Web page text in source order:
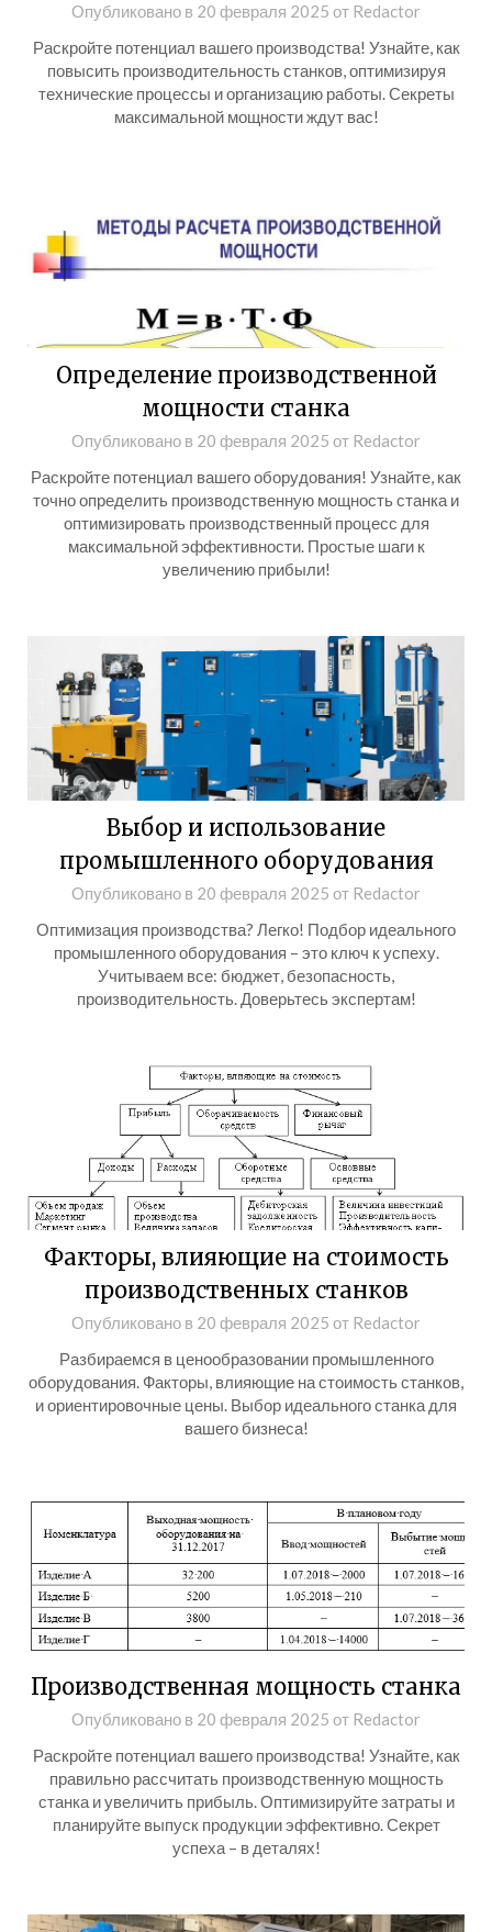
Опубликовано в 20 февраля 2025 от Redactor
Раскройте потенциал вашего производства! Узнайте, как
повысить производительность станков, оптимизируя
технические процессы и организацию работы. Секреты
максимальной мощности ждут вас!
Определение производственной
мощности станка
Опубликовано в 20 февраля 2025 от Redactor
Раскройте потенциал вашего оборудования! Узнайте, как
точно определить производственную мощность станка и
оптимизировать производственный процесс для
максимальной эффективности. Простые шаги к
увеличению прибыли!
Выбор и использование
промышленного оборудования
Опубликовано в 20 февраля 2025 от Redactor
Оптимизация производства? Легко! Подбор идеального
промышленного оборудования – это ключ к успеху.
Учитываем все: бюджет, безопасность,
производительность. Доверьтесь экспертам!
Факторы, влияющие на стоимость
производственных станков
Опубликовано в 20 февраля 2025 от Redactor
Разбираемся в ценообразовании промышленного
оборудования. Факторы, влияющие на стоимость станков,
и ориентировочные цены. Выбор идеального станка для
вашего бизнеса!
Производственная мощность станка
Опубликовано в 20 февраля 2025 от Redactor
Раскройте потенциал вашего производства! Узнайте, как
правильно рассчитать производственную мощность
станка и увеличить прибыль. Оптимизируйте затраты и
планируйте выпуск продукции эффективно. Секрет
успеха – в деталях!